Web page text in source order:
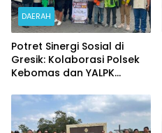
DAERAH
Potret Sinergi Sosial di
Gresik: Kolaborasi Polsek
Kebomas dan YALPK
Ojol dan Warga